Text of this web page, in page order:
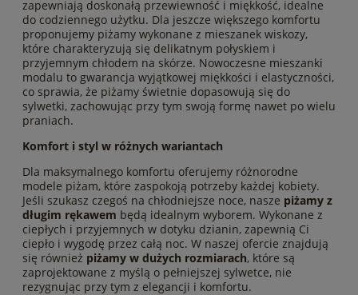
zapewniają doskonałą przewiewność i miękkość, idealne
do codziennego użytku. Dla jeszcze większego komfortu
proponujemy piżamy wykonane z mieszanek wiskozy,
które charakteryzują się delikatnym połyskiem i
przyjemnym chłodem na skórze. Nowoczesne mieszanki
modalu to gwarancja wyjątkowej miękkości i elastyczności,
co sprawia, że piżamy świetnie dopasowują się do
sylwetki, zachowując przy tym swoją formę nawet po wielu
praniach.
Komfort i styl w różnych wariantach
Dla maksymalnego komfortu oferujemy różnorodne
modele piżam, które zaspokoją potrzeby każdej kobiety.
Jeśli szukasz czegoś na chłodniejsze noce, nasze piżamy z
długim rękawem będą idealnym wyborem. Wykonane z
ciepłych i przyjemnych w dotyku dzianin, zapewnią Ci
ciepło i wygodę przez całą noc. W naszej ofercie znajdują
się również piżamy w dużych rozmiarach, które są
zaprojektowane z myślą o pełniejszej sylwetce, nie
rezygnując przy tym z elegancji i komfortu.